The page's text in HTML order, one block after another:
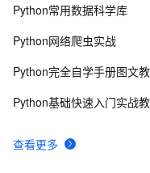
10Python PIL远程命令执
查看更多
Python常用数据科学库
Python网络爬虫实战
Python完全自学手册图文
Python基础快速入门实战